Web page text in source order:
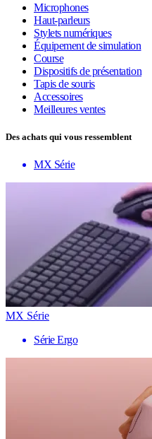
Microphones
Haut-parleurs
Stylets numériques
Équipement de simulation
Course
Dispositifs de présentation
Tapis de souris
Accessoires
Meilleures ventes
Des achats qui vous ressemblent
MX Série
MX Série
Série Ergo